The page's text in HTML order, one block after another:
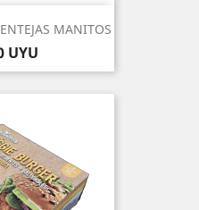
MANITOS
UYU